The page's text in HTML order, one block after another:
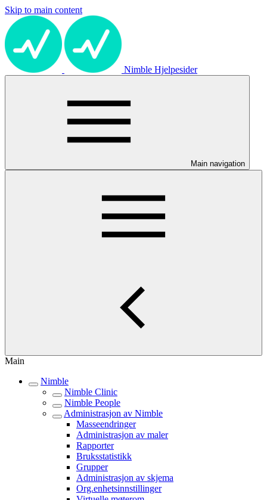
Skip to main content
Nimble Hjelpesider
Main navigation
Main
Nimble
Nimble Clinic
Nimble People
Administrasjon av Nimble
Masseendringer
Administrasjon av maler
Rapporter
Bruksstatistikk
Grupper
Administrasjon av skjema
Org.enhetsinnstillinger